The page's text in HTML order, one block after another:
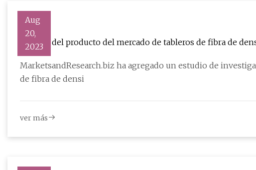
Aug
20,
2023
Alcance del producto del mercado de tableros de fibra de
MarketsandResearch.biz ha agregado un estudio de
de fibra de densi
ver más